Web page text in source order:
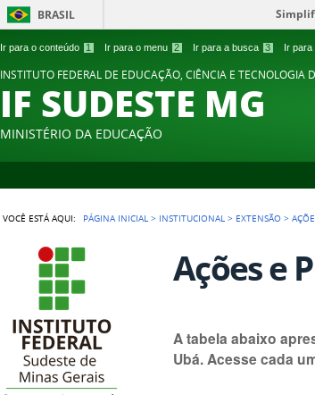
Ir para o conteúdo 1 Ir para o menu 2 Ir para a busca 3 Ir para
BRASIL
INSTITUTO FEDERAL DE EDUCAÇÃO, CIÊNCIA E TECNOLOGIA
IF SUDESTE MG
MINISTÉRIO DA EDUCAÇÃO
VOCÊ ESTÁ AQUI: PÁGINA INICIAL > INSTITUCIONAL > EXTENSÃO >
Ações e
A tabela abaixo
Ubá. Acesse cada